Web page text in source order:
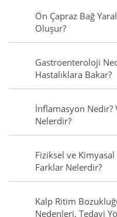
Ön Çapraz Bağ
Oluşur?
Gastroenteroloji
Hastalıklara Bakar?
İnflamasyon
Nelerdir?
Fiziksel ve
Farklar Nelerdir?
Kalp Ritim
Nedenleri, Tedavi